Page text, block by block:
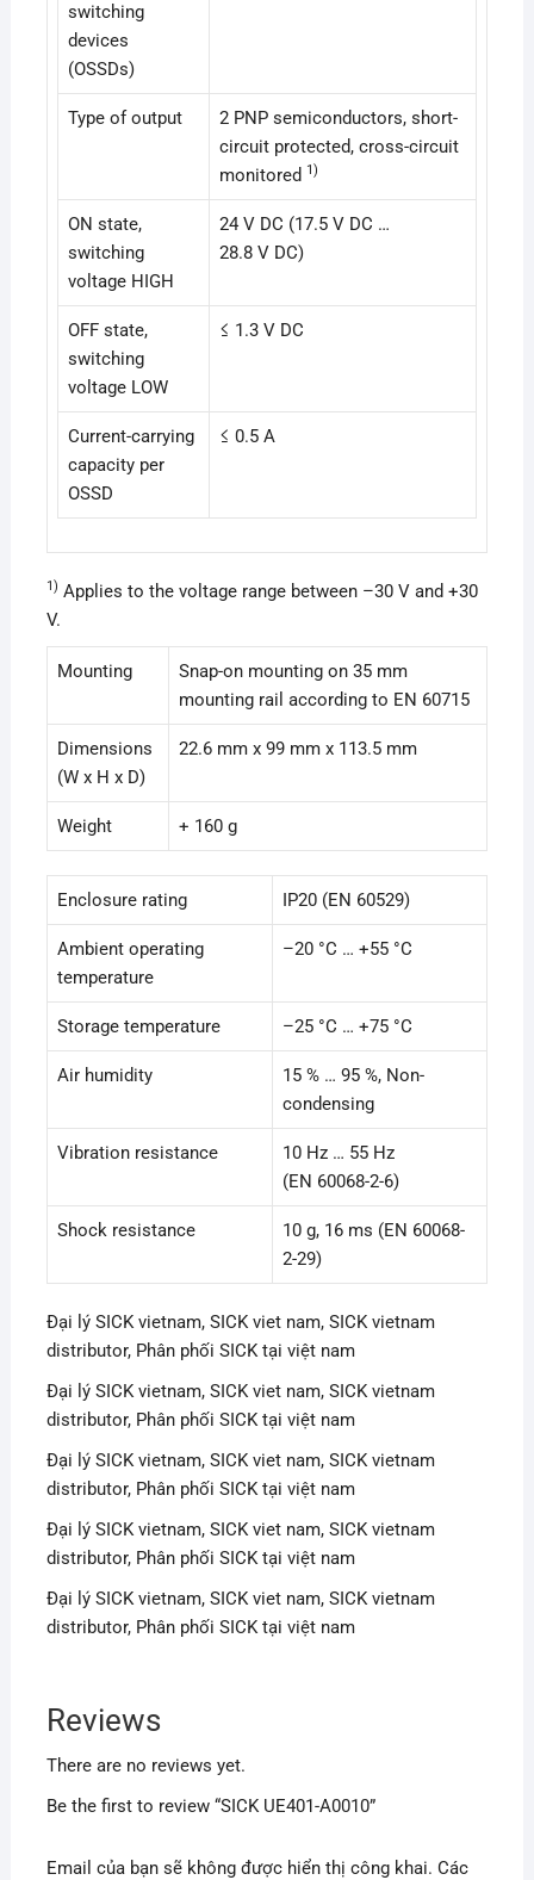
switching
devices
(OSSDs)
Type of output
2 PNP semiconductors, short-
circuit protected, cross-circuit
monitored 1)
ON state,
switching
voltage HIGH
24 V DC (17.5 V DC …
28.8 V DC)
OFF state,
switching
voltage LOW
≤ 1.3 V DC
Current-carrying
capacity per
OSSD
≤ 0.5 A
1) Applies to the voltage range between –30 V and +30
V.
Mounting
Snap-on mounting on 35 mm
mounting rail according to EN 60715
Dimensions
(W x H x D)
22.6 mm x 99 mm x 113.5 mm
Weight + 160 g
Enclosure rating IP20 (EN 60529)
Ambient operating
temperature
–20 °C … +55 °C
Storage temperature –25 °C … +75 °C
Air humidity
15 % … 95 %, Non-
condensing
Vibration resistance
10 Hz … 55 Hz
(EN 60068-2-6)
Shock resistance
10 g, 16 ms (EN 60068-
2-29)
Đại lý SICK vietnam, SICK viet nam, SICK vietnam
distributor, Phân phối SICK tại việt nam
Đại lý SICK vietnam, SICK viet nam, SICK vietnam
distributor, Phân phối SICK tại việt nam
Đại lý SICK vietnam, SICK viet nam, SICK vietnam
distributor, Phân phối SICK tại việt nam
Đại lý SICK vietnam, SICK viet nam, SICK vietnam
distributor, Phân phối SICK tại việt nam
Đại lý SICK vietnam, SICK viet nam, SICK vietnam
distributor, Phân phối SICK tại việt nam
Reviews
There are no reviews yet.
Be the first to review “SICK UE401-A0010”
Email của bạn sẽ không được hiển thị công khai. Các